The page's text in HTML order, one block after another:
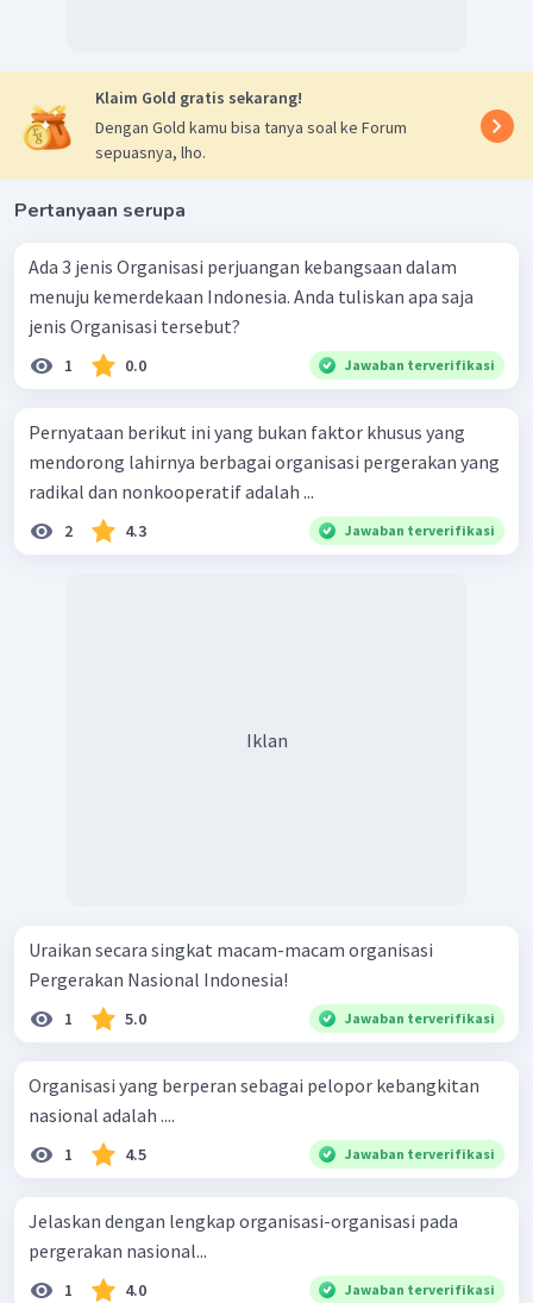
Klaim Gold gratis sekarang!
Dengan Gold kamu bisa tanya soal ke Forum
sepuasnya, lho.
Pertanyaan serupa
Ada 3 jenis Organisasi perjuangan kebangsaan dalam
menuju kemerdekaan Indonesia. Anda tuliskan apa saja
jenis Organisasi tersebut?
1 0.0 Jawaban terverifikasi
Pernyataan berikut ini yang bukan faktor khusus yang
mendorong lahirnya berbagai organisasi pergerakan yang
radikal dan nonkooperatif adalah ...
2 4.3 Jawaban terverifikasi
Iklan
Uraikan secara singkat macam-macam organisasi
Pergerakan Nasional Indonesia!
1 5.0 Jawaban terverifikasi
Organisasi yang berperan sebagai pelopor kebangkitan
nasional adalah ....
1 4.5 Jawaban terverifikasi
Jelaskan dengan lengkap organisasi-organisasi pada
pergerakan nasional...
1 4.0 Jawaban terverifikasi